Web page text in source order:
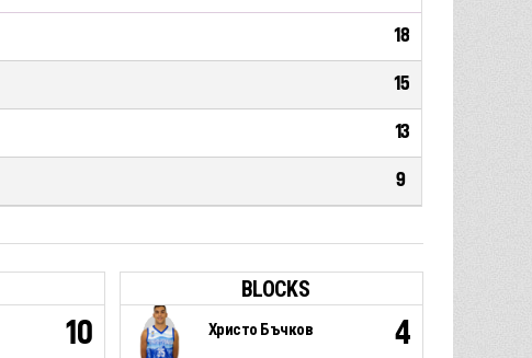
18
15
13
9
10
BLOCKS
Христо Бъчков 4